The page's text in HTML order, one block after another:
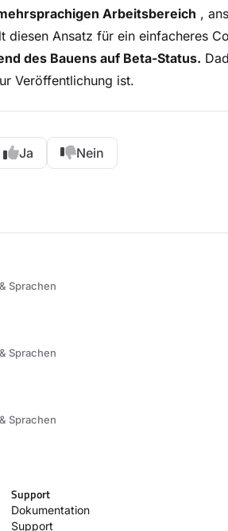
Arbeitsbereich ,
diesen Ansatz für ein einfacheres
des Bauens auf Beta-Status.
Veröffentlichung ist.
Ja Nein
Sprachen
Sprachen
Sprachen
Support
Dokumentation
Support